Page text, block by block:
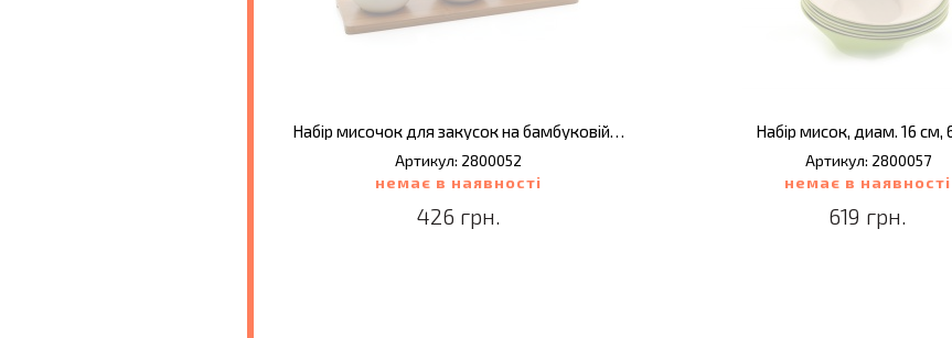
Набір мисочок для закусок на бамбуковій підставці, 4 пр.
Артикул: 2800052
немає в наявності
426 грн.
Набір мисок, диам. 16 см,
Артикул: 2800057
немає в наявності
619 грн.